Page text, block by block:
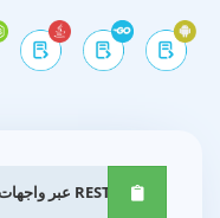
تحويل M4A إلى M4A عبر واجهات برمجة تطبيقات REST .NET